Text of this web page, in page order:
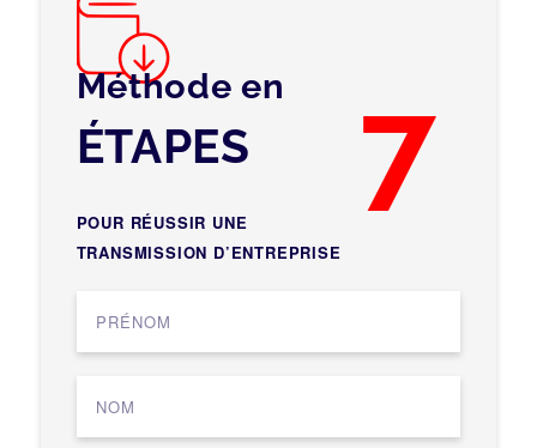
Méthode en 7
ÉTAPES
POUR RÉUSSIR UNE
TRANSMISSION D’ENTREPRISE